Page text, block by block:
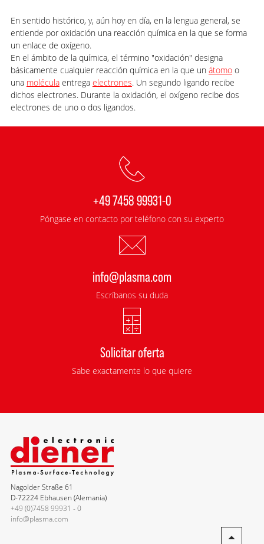
En sentido histórico, y, aún hoy en día, en la lengua general, se
entiende por oxidación una reacción química en la que se forma
un enlace de oxígeno.
En el ámbito de la química, el término "oxidación" designa
básicamente cualquier reacción química en la que un átomoo
una moléculaentrega electrones. Un segundo ligando recibe
dichos electrones. Durante la oxidación, el oxígeno recibe dos
electrones de uno o dos ligandos.
+49 7458 99931-0
Póngase en contacto por teléfono con su experto
info@plasma.com
Escríbanos su duda
Solicitar oferta
Sabe exactamente lo que quiere
Nagolder Straße 61
D-72224 Ebhausen (Alemania)
+49 (0)7458 99931 - 0
info@plasma.com